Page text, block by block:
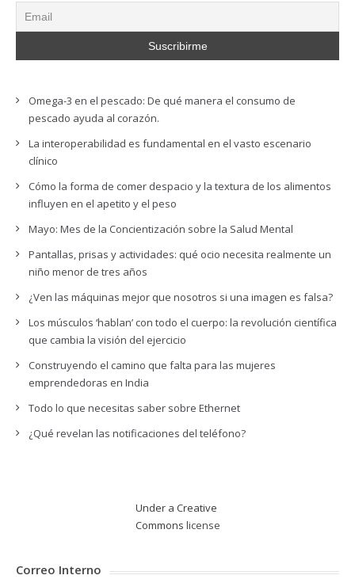
Omega-3 en el pescado: De qué manera el consumo de
pescado ayuda al corazón.
La interoperabilidad es fundamental en el vasto escenario
clínico
Cómo la forma de comer despacio y la textura de los alimentos
influyen en el apetito y el peso
Mayo: Mes de la Concientización sobre la Salud Mental
Pantallas, prisas y actividades: qué ocio necesita realmente un
niño menor de tres años
¿Ven las máquinas mejor que nosotros si una imagen es falsa?
Los músculos ‘hablan’ con todo el cuerpo: la revolución científica
que cambia la visión del ejercicio
Construyendo el camino que falta para las mujeres
emprendedoras en India
Todo lo que necesitas saber sobre Ethernet
¿Qué revelan las notificaciones del teléfono?
Under a Creative
Commons license
Correo Interno